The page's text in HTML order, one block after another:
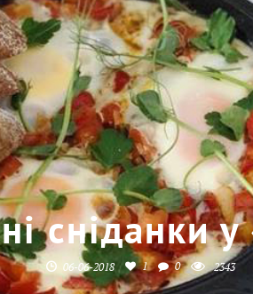
сніданки
06-06-2018 1 0 2343